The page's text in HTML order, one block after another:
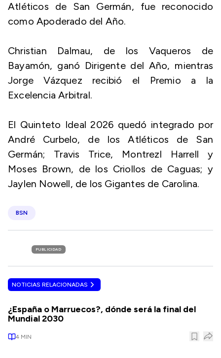
Atléticos de San Germán, fue reconocido
como Apoderado del Año.
Christian Dalmau, de los Vaqueros de
Bayamón, ganó Dirigente del Año, mientras
Jorge Vázquez recibió el Premio a la
Excelencia Arbitral.
El Quinteto Ideal 2026 quedó integrado por
André Curbelo, de los Atléticos de San
Germán; Travis Trice, Montrezl Harrell y
Moses Brown, de los Criollos de Caguas; y
Jaylen Nowell, de los Gigantes de Carolina.
BSN
PUBLICIDAD
NOTICIAS RELACIONADAS
¿España o Marruecos?, dónde será la final del
Mundial 2030
4 MIN